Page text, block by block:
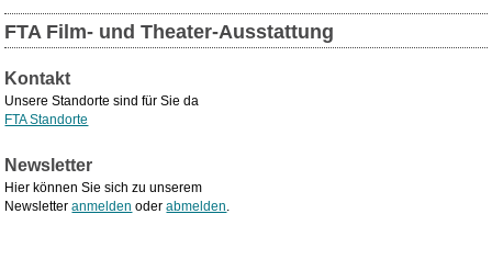
FTA Film- und Theater-Ausstattung
Kontakt
Unsere Standorte sind für Sie da
FTA Standorte
Newsletter
Hier können Sie sich zu unserem
Newsletteranmelden oderabmelden.